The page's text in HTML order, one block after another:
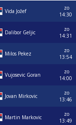
Vida Jožef
zo
14:30
Dalibor Geljic
zo
14:31
Milos Pekez
zo
13:54
Vujosevic Goran
zo
14:00
Jovan Mirkovic
zo
13:46
Martin Markovic
zo
13:49